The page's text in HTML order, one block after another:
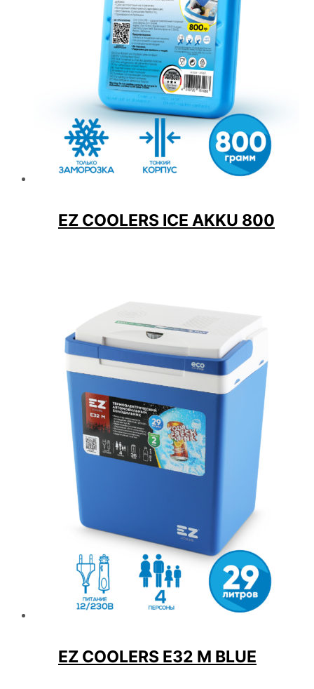
EZ COOLERS ICE AKKU 800
EZ COOLERS E32 M BLUE